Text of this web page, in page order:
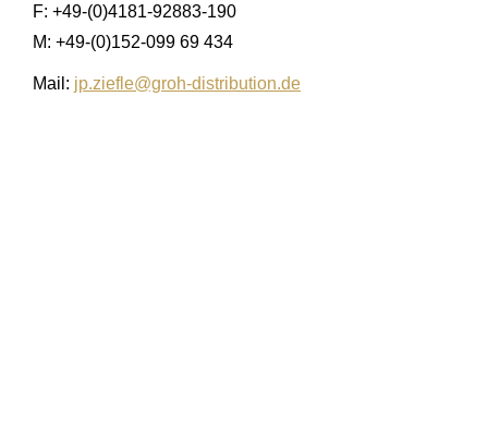
F: +49-(0)4181-92883-190
M: +49-(0)152-099 69 434
Mail: jp.ziefle@groh-distribution.de